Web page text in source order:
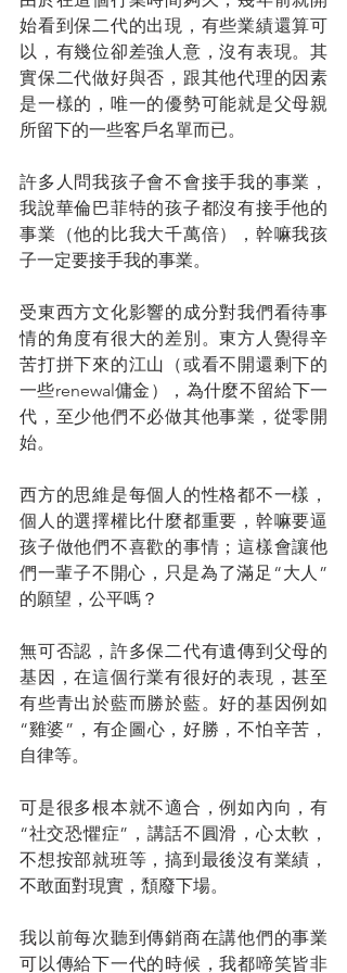
始看到保二代的出現，有些業績還算可
以，有幾位卻差強人意，沒有表現。其
實保二代做好與否，跟其他代理的因素
是一樣的，唯一的優勢可能就是父母親
所留下的一些客戶名單而已。
許多人問我孩子會不會接手我的事業，
我說華倫巴菲特的孩子都沒有接手他的
事業（他的比我大千萬倍），幹嘛我孩
子一定要接手我的事業。
受東西方文化影響的成分對我們看待事
情的角度有很大的差別。東方人覺得辛
苦打拼下來的江山（或看不開還剩下的
一些renewal傭金），為什麼不留給下一
代，至少他們不必做其他事業，從零開
始。
西方的思維是每個人的性格都不一樣，
個人的選擇權比什麼都重要，幹嘛要逼
孩子做他們不喜歡的事情；這樣會讓他
們一輩子不開心，只是為了滿足“大人”
的願望，公平嗎？
無可否認，許多保二代有遺傳到父母的
基因，在這個行業有很好的表現，甚至
有些青出於藍而勝於藍。好的基因例如
“雞婆”，有企圖心，好勝，不怕辛苦，
自律等。
可是很多根本就不適合，例如內向，有
“社交恐懼症”，講話不圓滑，心太軟，
不想按部就班等，搞到最後沒有業績，
不敢面對現實，頹廢下場。
我以前每次聽到傳銷商在講他們的事業
可以傳給下一代的時候，我都啼笑皆非